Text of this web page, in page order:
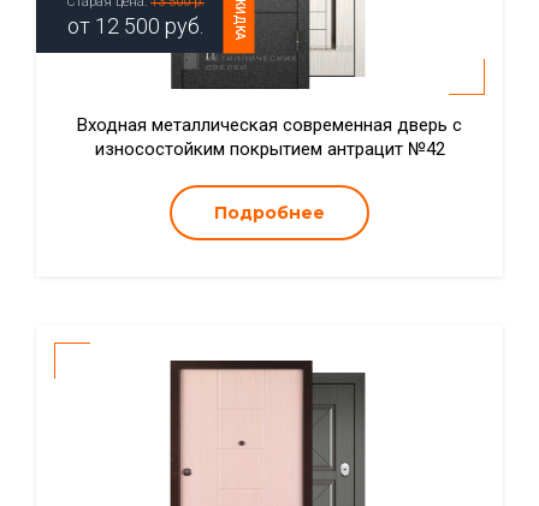
СКИДКА
от 12 500 руб.
Входная металлическая современная дверь с
износостойким покрытием антрацит №42
Подробнее